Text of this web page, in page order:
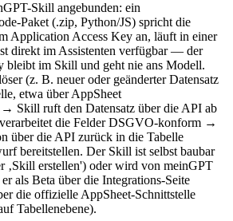
Skill angebunden: ein
Paket (.zip, Python/JS) spricht die
Application Access Key an, läuft in einer
direkt im Assistenten verfügbar — der
bleibt im Skill und geht nie ans Modell.
(z. B. neuer oder geänderter Datensatz
etwa über AppSheet
Skill ruft den Datensatz über die API ab
die Felder DSGVO-konform →
über die API zurück in die Tabelle
bereitstellen. Der Skill ist selbst baubar
‚Skill erstellen') oder wird von meinGPT
als Beta über die Integrations-Seite
die offizielle AppSheet-Schnittstelle
Tabellenebene).